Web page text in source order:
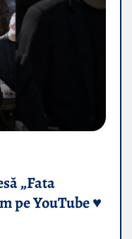
„Fata
pe YouTube ♥️